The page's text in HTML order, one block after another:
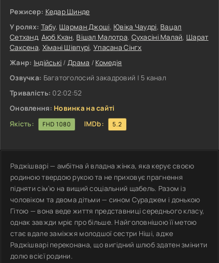
Режисер: Кедар Шинде
У ролях: Табу, Шарман Джоші, Ювіка Чаудрі, Вацал
Сетханд, Аюб Кхан, Вішал Малотра, Сухасіні Малай, Шарат
Саксена, Хімані Шівпурі,Упасана Сінгх
Жанр: Індійські /Драма / Комедія
Озвучка: Багатоголосий закадровий | 5 канал
Тривалість: 02:02:52
Оновлення: Новинка на сайті
Якість:
FHD 1080 IMDb: 5.2
Раджішварі — амбітна й владна жінка, яка керує своєю
родиною твердою рукою та не приховує прагнення
підняти сім’ю на вищий соціальний щабель. Разом із
чоловіком та двома дітьми — сином Сураджем і донькою
Гітою — вона веде життя представниці середнього класу,
однак завжди мріє про більше. Найголовнішою її метою
стає вдале заміжжя молодшої сестри Ніші, адже
Раджішварі переконана, що вигідний шлюб здатен змінити
долю всієї родини.